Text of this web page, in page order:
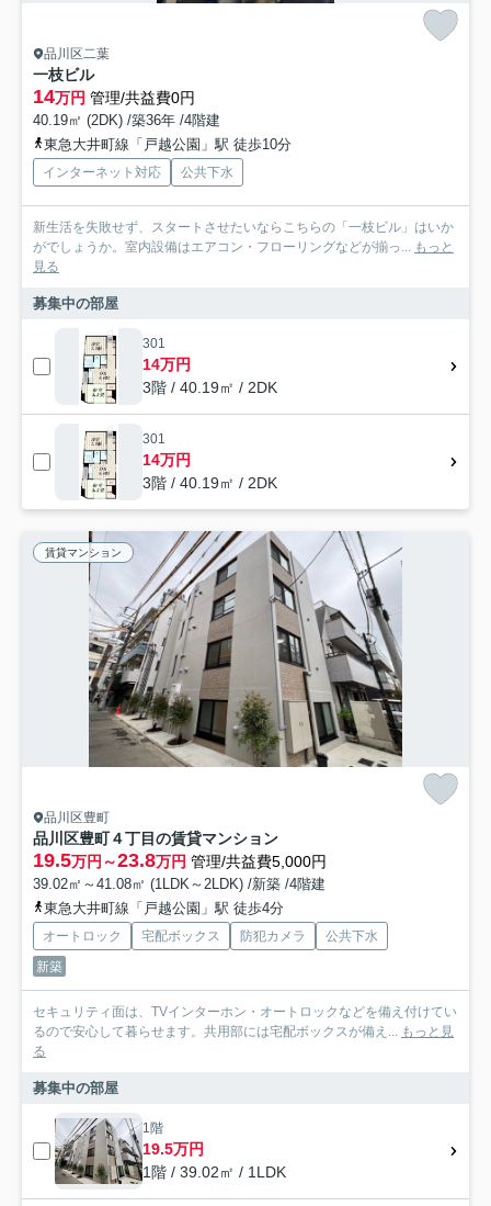
品川区二葉
一枝ビル
14万円 管理/共益費0円
40.19㎡ (2DK) /築36年 /4階建
東急大井町線「戸越公園」駅 徒歩10分
インターネット対応 公共下水
新生活を失敗せず、スタートさせたいならこちらの「一枝ビル」はいか
がでしょうか。室内設備はエアコン・フローリングなどが揃っ... もっと
見る
募集中の部屋
301
14万円
3階 / 40.19㎡ / 2DK
301
14万円
3階 / 40.19㎡ / 2DK
賃貸マンション
品川区豊町
品川区豊町４丁目の賃貸マンション
19.5万円～23.8万円 管理/共益費5,000円
39.02㎡～41.08㎡ (1LDK～2LDK) /新築 /4階建
東急大井町線「戸越公園」駅 徒歩4分
オートロック 宅配ボックス 防犯カメラ
公共下水
新築
セキュリティ面は、TVインターホン・オートロックなどを備え付けてい
るので安心して暮らせます。共用部には宅配ボックスが備え... もっと見
る
募集中の部屋
1階
19.5万円
1階 / 39.02㎡ / 1LDK